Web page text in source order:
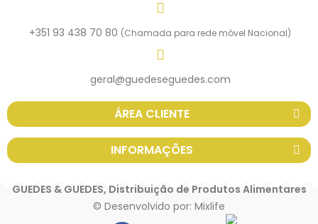
+351 93 438 70 80 (Chamada para rede móvel Nacional)
geral@guedeseguedes.com
ÁREA CLIENTE
INFORMAÇÕES
GUEDES & GUEDES, Distribuição de Produtos Alimentares
© Desenvolvido por: Mixlife